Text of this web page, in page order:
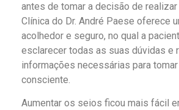
antes de tomar a decisão de realizar
Clínica do Dr. André Paese oferece
acolhedor e seguro, no qual a
esclarecer todas as suas dúvidas e
informações necessárias para
consciente.
Aumentar os seios ficou mais fácil